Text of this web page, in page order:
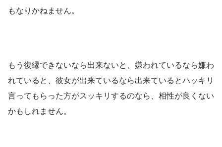
もなりかねません。
もう復縁できないなら出来ないと、嫌われているなら嫌わ
れていると、彼女が出来ているなら出来ているとハッキリ
言ってもらった方がスッキリするのなら、相性が良くない
かもしれません。